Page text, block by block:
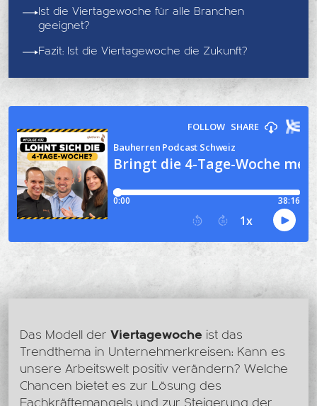
Ist die Viertagewoche für alle Branchen
geeignet?
Fazit: Ist die Viertagewoche die Zukunft?
Das Modell der Viertagewoche ist das
Trendthema in Unternehmerkreisen: Kann es
unsere Arbeitswelt positiv verändern? Welche
Chancen bietet es zur Lösung des
Fachkräftemangels und zur Steigerung der